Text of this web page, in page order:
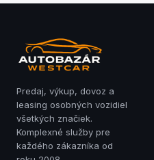
Predaj, výkup, dovoz a
leasing osobných vozidiel
všetkých značiek.
Komplexné služby pre
každého zákazníka od